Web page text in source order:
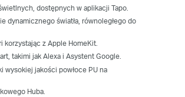
dostępnych w aplikacji Tapo.
dynamicznego światła, równoległego do
z Apple HomeKit.
takimi jak Alexa i Asystent Google.
wysokiej jakości powłoce PU na
Huba.